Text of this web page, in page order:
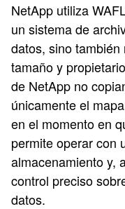
NetApp utiliza
un sistema de
datos, sino
tamaño y
de NetApp no
únicamente el
en el momento en
permite operar con
almacenamiento y,
control preciso
datos.